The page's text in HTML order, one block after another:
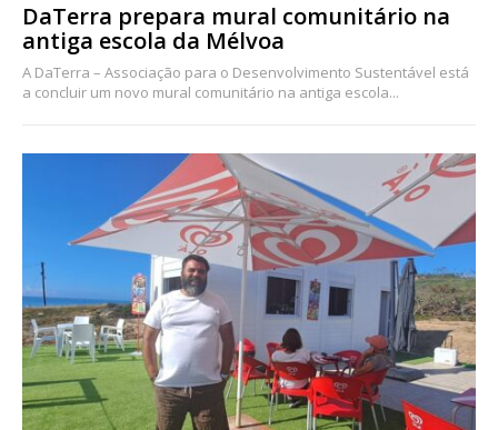
DaTerra prepara mural comunitário na
antiga escola da Mélvoa
A DaTerra – Associação para o Desenvolvimento Sustentável está
a concluir um novo mural comunitário na antiga escola...